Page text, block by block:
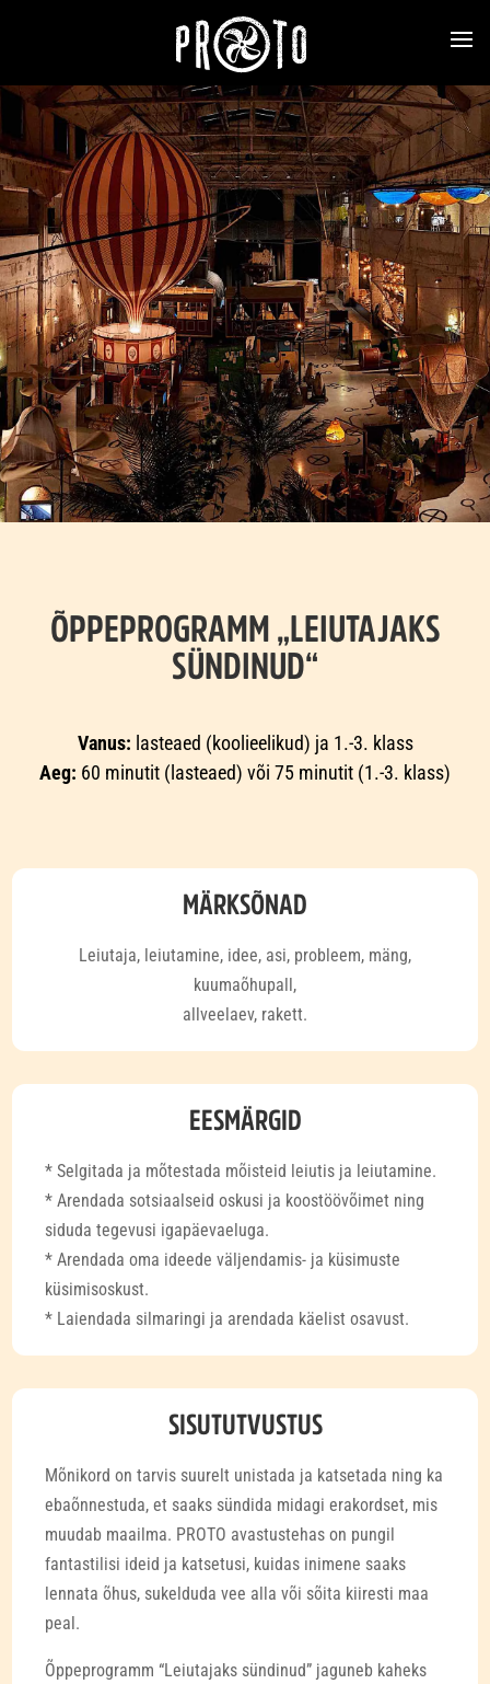
ÕPPEPROGRAMM „LEIUTAJAKS
SÜNDINUD“
Vanus: lasteaed (koolieelikud) ja 1.-3. klass
Aeg: 60 minutit (lasteaed) või 75 minutit (1.-3. klass)
MÄRKSÕNAD
Leiutaja, leiutamine, idee, asi, probleem, mäng,
kuumaõhupall,
allveelaev, rakett.
EESMÄRGID
* Selgitada ja mõtestada mõisteid leiutis ja leiutamine.
* Arendada sotsiaalseid oskusi ja koostöövõimet ning
siduda tegevusi igapäevaeluga.
* Arendada oma ideede väljendamis- ja küsimuste
küsimisoskust.
* Laiendada silmaringi ja arendada käelist osavust.
SISUTUTVUSTUS
Mõnikord on tarvis suurelt unistada ja katsetada ning ka
ebaõnnestuda, et saaks sündida midagi erakordset, mis
muudab maailma. PROTO avastustehas on pungil
fantastilisi ideid ja katsetusi, kuidas inimene saaks
lennata õhus, sukelduda vee alla või sõita kiiresti maa
peal.
Õppeprogramm “Leiutajaks sündinud” jaguneb kaheks